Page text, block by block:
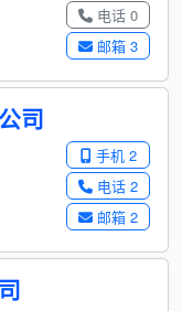
电话 0
邮箱 3
司
手机 2
电话 2
邮箱 2